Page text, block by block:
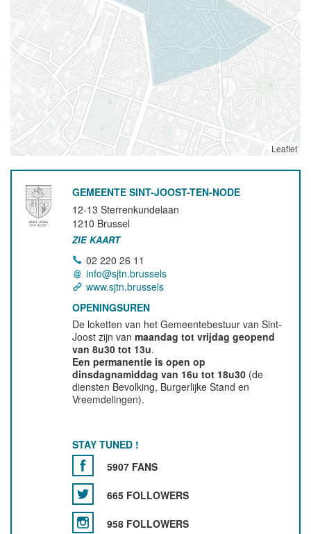
Leaflet
GEMEENTE SINT-JOOST-TEN-NODE
12-13 Sterrenkundelaan
1210 Brussel
ZIE KAART
02 220 26 11
info@sjtn.brussels
www.sjtn.brussels
OPENINGSUREN
De loketten van het Gemeentebestuur van Sint-
Joost zijn vanmaandag tot vrijdag geopend
van 8u30 tot 13u.
Een permanentie is open op
dinsdagnamiddag van 16u tot 18u30 (de
diensten Bevolking, Burgerlijke Stand en
Vreemdelingen).
STAY TUNED !
5907 FANS
665 FOLLOWERS
958 FOLLOWERS